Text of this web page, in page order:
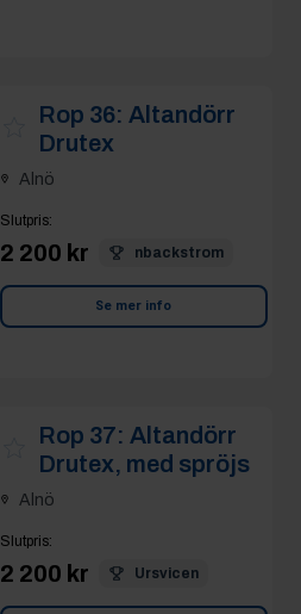
Rop 36: Altandörr
Drutex
Alnö
Slutpris:
2 200 kr nbackstrom
Se mer info
Rop 37: Altandörr
Drutex, med spröjs
Alnö
Slutpris:
2 200 kr Ursvicen